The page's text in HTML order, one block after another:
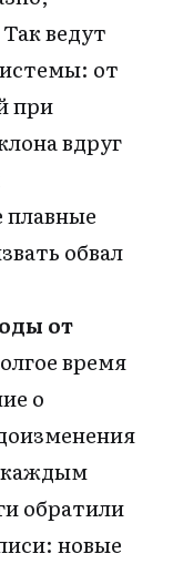
ведут
от
при
вдруг
плавные
обвал
от
время
о
каждым
обратили
новые